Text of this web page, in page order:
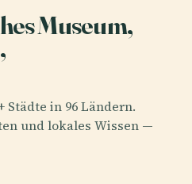
Museum,
Städte in 96 Ländern.
und lokales Wissen —